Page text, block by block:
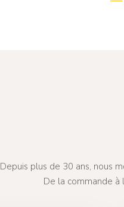
Depuis plus de 30 ans, nous
De la commande à